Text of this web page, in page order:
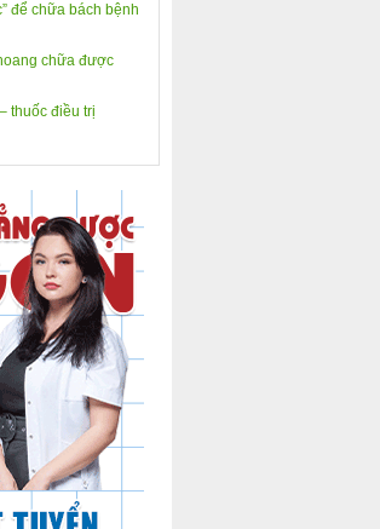
để chữa bách bệnh
chữa được
thuốc điều trị